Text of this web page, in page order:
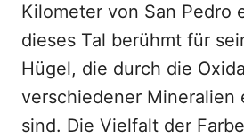
Kilometer von San Pedro
dieses Tal berühmt für
Hügel, die durch die
verschiedener Mineralien
sind. Die Vielfalt der